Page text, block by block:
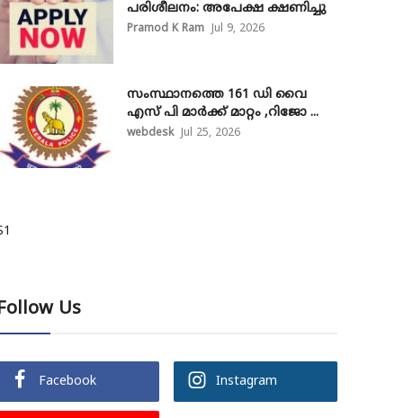
പരിശീലനം: അപേക്ഷ ക്ഷണിച്ചു
Pramod K Ram Jul 9, 2026
സംസ്ഥാനത്തെ 161 ഡി വൈ
എസ് പി മാർക്ക് മാറ്റം ,റിജോ ...
webdesk Jul 25, 2026
Us
Facebook Instagram